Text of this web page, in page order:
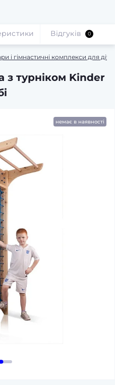
і гімнастичні комплекси для
з турніком Kinder
Відгуків 0
немає в наявності